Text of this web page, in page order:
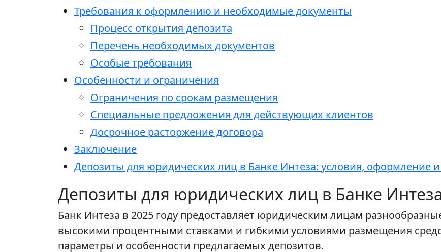
Требования к оформлению и необходимые документы
Процесс открытия депозита
Перечень необходимых документов
Особые требования
Особенности и ограничения
Ограничения по срокам размещения
Специальные предложения для действующих клиентов
Досрочное расторжение договора
Заключение
Депозиты для юридических лиц в Банке Интеза: условия, оформление
Депозиты для юридических лиц в Банке
Банк Интеза в 2025 году предоставляет юридическим лицам
высокими процентными ставками и гибкими условиями размещения
параметры и особенности предлагаемых депозитов.